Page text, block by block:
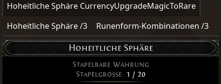
Hoheitliche Sphäre CurrencyUpgradeMagicToRare
Hoheitliche Sphäre /3
Runenform-Kombinationen /3
Hoheitliche Sphäre
Stapelbare Währung
Stapelgröße: 1 / 20